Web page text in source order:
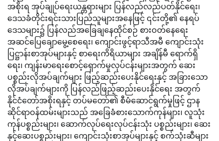
အစိုးရ အုပ်ချုပ်ရေးယန္တရားများ ပြန်လည်လည်ပတ်နိုင်ရေး၊
ဒေသခံတိုင်းရင်းသားပြည်သူများအနေဖြင့် ၎င်းတို့၏ နေရပ်
ဒေသများ၌ ပြန်လည်အခြေချနေထိုင်စဉ် စားဝတ်နေရေး
အဆင်ပြေချောမွေ့စေရေး၊ ကျောင်းဖွင့်ရာသီအမီ ကျောင်းသုံး
ပြဋ္ဌာန်းစာအုပ်များနှင့် စာရေးကိရိယာများ အချိန်မီ ရောက်ရှိ
ရေး၊ ကျန်းမာရေးစောင့်ရှောက်မှုလုပ်ငန်းများအတွက် ဆေး
ပစ္စည်းလိုအပ်ချက်များ ဖြည့်ဆည်းပေးနိုင်ရေးနှင့် အခြားသော
လိုအပ်ချက်များကို ပြန်လည်ဖြည့်ဆည်းပေးနိုင်ရေး အတွက်
နိုင်ငံတော်အစိုးရနှင့် တပ်မတော်၏ စီမံဆောင်ရွက်မှုဖြင့် ဌာန
ဆိုင်ရာဝန်ထမ်းများသည် အခြေခံစားသောက်ကုန်များ၊ လူသုံး
ကုန်ပစ္စည်းများ၊ ဆောက်လုပ်ရေးလုပ်ငန်းသုံး ပစ္စည်းများ၊ ဆေး
နှင့်ဆေးပစ္စည်းများ၊ ကျောင်းသုံးစာအုပ်များနှင့် စက်သုံးဆီများ